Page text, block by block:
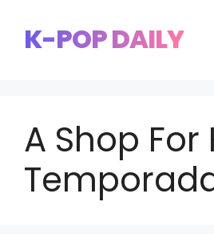
contenido
K-POP DAILY
A Shop For